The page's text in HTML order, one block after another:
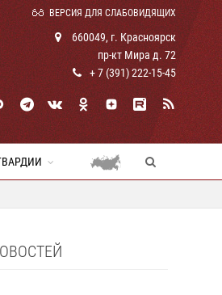
ВЕРСИЯ ДЛЯ СЛАБОВИДЯЩИХ
660049, г. Красноярск
пр-кт Мира д. 72
+ 7 (391) 222-15-45